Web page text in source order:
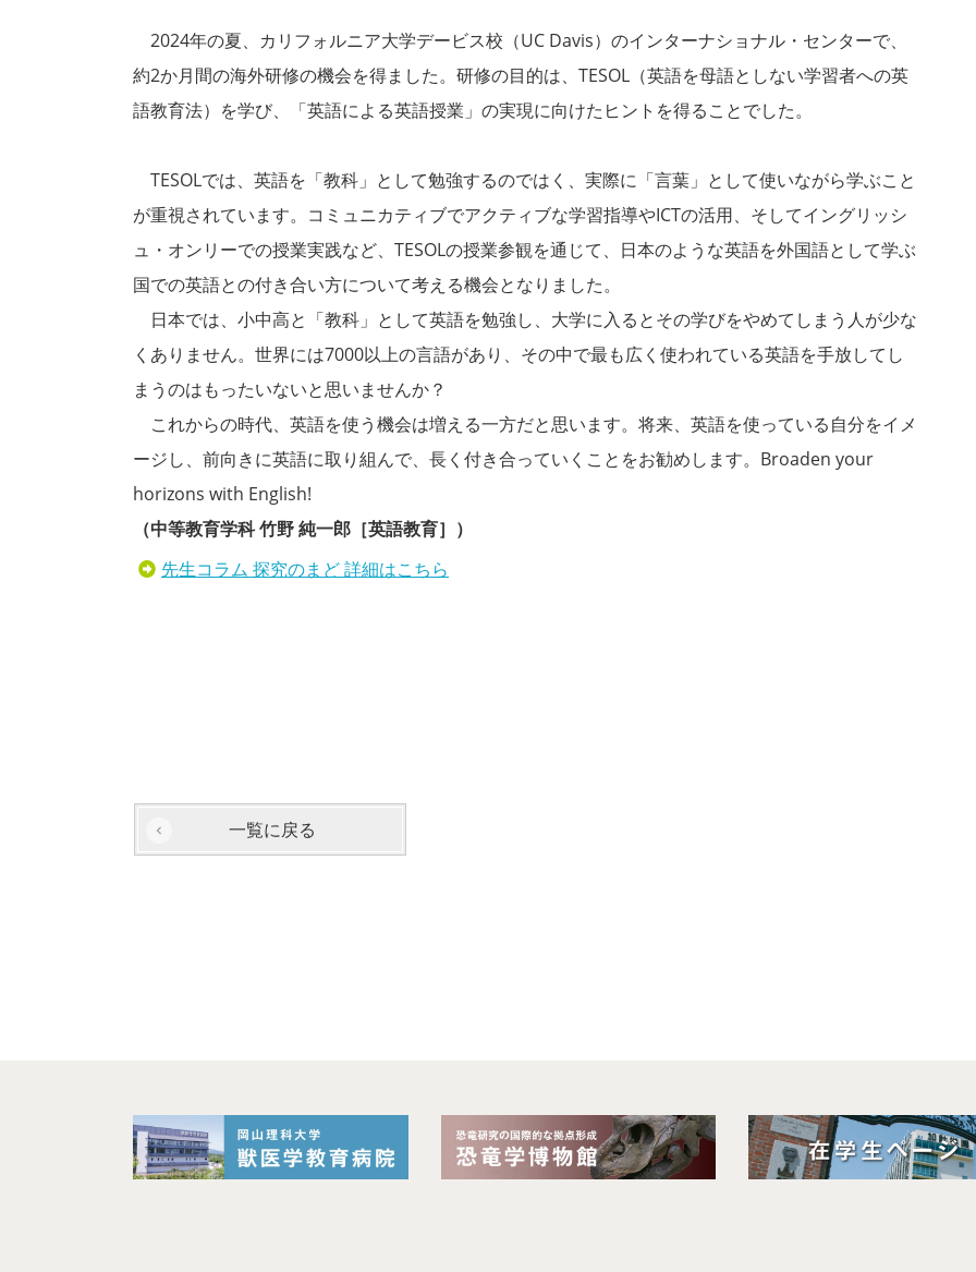
2024年の夏、カリフォルニア大学デービス校（UC Davis）のインターナショナル・センターで、
約2か月間の海外研修の機会を得ました。研修の目的は、TESOL（英語を母語としない学習者への英
語教育法）を学び、「英語による英語授業」の実現に向けたヒントを得ることでした。
TESOLでは、英語を「教科」として勉強するのではく、実際に「言葉」として使いながら学ぶこと
が重視されています。コミュニカティブでアクティブな学習指導やICTの活用、そしてイングリッシ
ュ・オンリーでの授業実践など、TESOLの授業参観を通じて、日本のような英語を外国語として学ぶ
国での英語との付き合い方について考える機会となりました。
日本では、小中高と「教科」として英語を勉強し、大学に入るとその学びをやめてしまう人が少な
くありません。世界には7000以上の言語があり、その中で最も広く使われている英語を手放してし
まうのはもったいないと思いませんか？
これからの時代、英語を使う機会は増える一方だと思います。将来、英語を使っている自分をイメ
ージし、前向きに英語に取り組んで、長く付き合っていくことをお勧めします。Broaden your
horizons with English!
（中等教育学科 竹野 純一郎［英語教育］）
先生コラム 探究のまど 詳細はこちら
一覧に戻る